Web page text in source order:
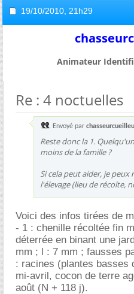
19/10/2010, 21h29
Animateur
Re : 4 noctuelles
Envoyé par
Reste donc la 1.
moins de la famille ?
Si cela peut aider, je
l'élevage (lieu de récolte,
Voici des infos tirées de
- 1 : chenille récoltée fin
déterrée en binant une
mm ; l : 7 mm ; fausses
: racines (plantes basses
mi-avril, cocon de terre
août (N + 118 j).